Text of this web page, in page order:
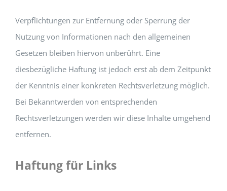
Verpflichtungen zur Entfernung oder Sperrung der
Nutzung von Informationen nach den allgemeinen
Gesetzen bleiben hiervon unberührt. Eine
diesbezügliche Haftung ist jedoch erst ab dem Zeitpunkt
der Kenntnis einer konkreten Rechtsverletzung möglich.
Bei Bekanntwerden von entsprechenden
Rechtsverletzungen werden wir diese Inhalte umgehend
entfernen.
Haftung für Links